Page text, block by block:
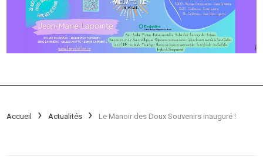
Accueil Actualités Le Manoir des Doux Souvenirs inauguré !